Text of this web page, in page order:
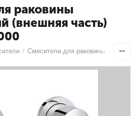
раковины
(внешняя часть)
/ Смесители для раковины